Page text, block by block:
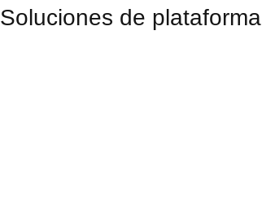
Soluciones de plataforma